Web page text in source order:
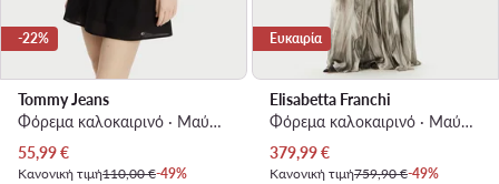
-22%
Tommy Jeans
Φόρεμα καλοκαιρινό · Μαύρο · Mini
Τρέχουσα τιμή
55,99€
Κανονική τιμή110,00 €-49%
Ευκαιρία
Elisabetta Franchi
Φόρεμα καλοκαιρινό · Μαύρο · Maxi
Τρέχουσα τιμή
379,99€
Κανονική τιμή759,90 €-49%